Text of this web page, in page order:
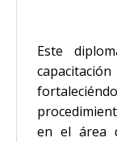
Este
en el área